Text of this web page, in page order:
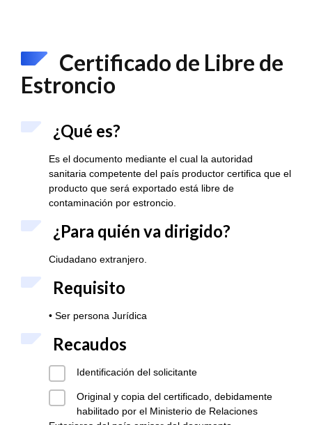
Certificado de Libre de
Estroncio
¿Qué es?
Es el documento mediante el cual la autoridad
sanitaria competente del país productor certifica que el
producto que será exportado está libre de
contaminación por estroncio.
¿Para quién va dirigido?
Ciudadano extranjero.
Requisito
• Ser persona Jurídica
Recaudos
Identificación del solicitante
Original y copia del certificado, debidamente
habilitado por el Ministerio de Relaciones